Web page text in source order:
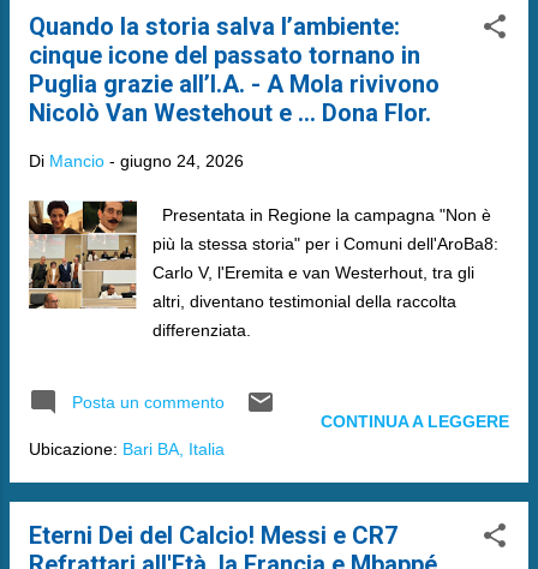
Quando la storia salva l’ambiente:
cinque icone del passato tornano in
Puglia grazie all’I.A. - A Mola rivivono
Nicolò Van Westehout e ... Dona Flor.
Di Mancio - giugno 24, 2026
Presentata in Regione la campagna "Non è
più la stessa storia" per i Comuni dell'AroBa8:
Carlo V, l'Eremita e van Westerhout, tra gli
altri, diventano testimonial della raccolta
differenziata.
Posta un commento
Ubicazione: Bari BA, Italia
CONTINUA A LEGGERE
Eterni Dei del Calcio! Messi e CR7